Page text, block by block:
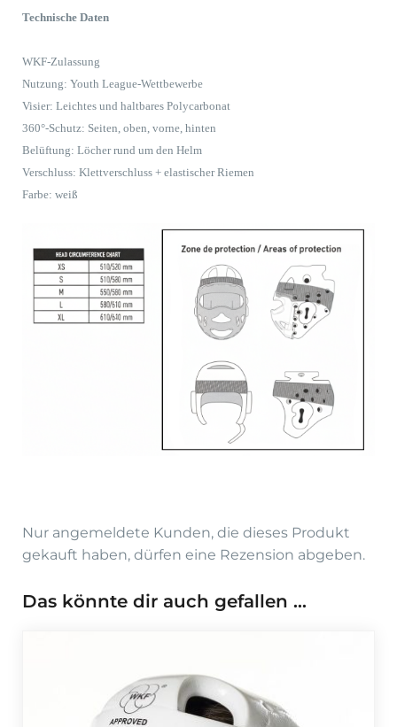
Technische Daten
WKF-Zulassung
Nutzung: Youth League-Wettbewerbe
Visier: Leichtes und haltbares Polycarbonat
360°-Schutz: Seiten, oben, vorne, hinten
Belüftung: Löcher rund um den Helm
Verschluss: Klettverschluss + elastischer Riemen
Farbe: weiß
Nur angemeldete Kunden, die dieses Produkt
gekauft haben, dürfen eine Rezension abgeben.
Das könnte dir auch gefallen …